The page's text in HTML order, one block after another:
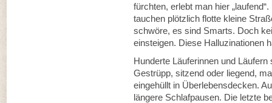
fürchten, erlebt man hier
tauchen plötzlich flotte kleine
schwöre, es sind Smarts. Doch
einsteigen. Diese Halluzinationen
Hunderte Läuferinnen und
Gestrüpp, sitzend oder liegend,
eingehüllt in Überlebensdecken.
längere Schlafpausen. Die letzte